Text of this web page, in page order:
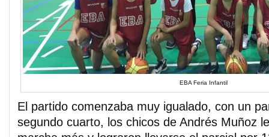
EBA Feria Infantil
El partido comenzaba muy igualado, con un
segundo cuarto, los chicos de Andrés Muñoz